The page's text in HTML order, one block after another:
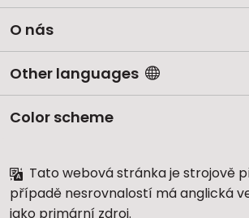
O nás
Other languages
Color scheme
Tato webová stránka je strojově
případě nesrovnalostí má anglická
jako primární zdroj.